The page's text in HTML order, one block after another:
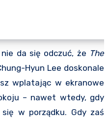
da się odczuć, że The
Hyun Lee doskonale
wplatając w ekranowe
– nawet wtedy, gdy
w porządku. Gdy zaś